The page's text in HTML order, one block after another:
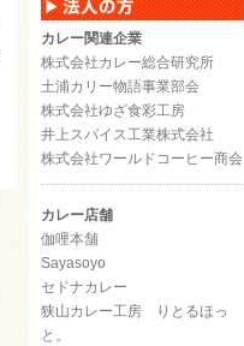
カレー関連企業
株式会社カレー総合研究所
土浦カリー物語事業部会
株式会社ゆざ食彩工房
井上スパイス工業株式会社
株式会社ワールドコーヒー商会
カレー店舗
伽哩本舗
Sayasoyo
セドナカレー
狭山カレー工房 りとるほっ
と。